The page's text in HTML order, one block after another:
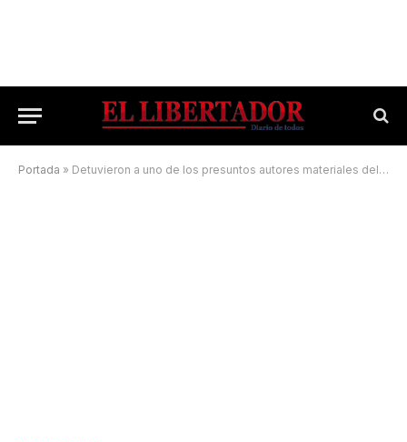
Portada » Detuvieron a uno de los presuntos autores materiales del femicidio en el Pirayuí